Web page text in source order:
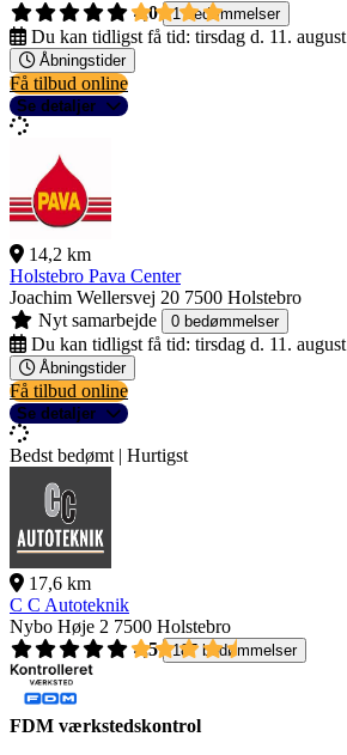
4,0
1 bedømmelser
Du kan tidligst få tid: tirsdag d. 11. august
Åbningstider
Få tilbud online
Se detaljer
14,2 km
Holstebro Pava Center
Joachim Wellersvej 20 7500 Holstebro
Nyt samarbejde
0 bedømmelser
Du kan tidligst få tid: tirsdag d. 11. august
Åbningstider
Få tilbud online
Se detaljer
Bedst bedømt | Hurtigst
17,6 km
C C Autoteknik
Nybo Høje 2 7500 Holstebro
4,5
187 bedømmelser
FDM værkstedskontrol